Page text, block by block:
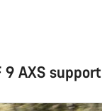
9 AXS support